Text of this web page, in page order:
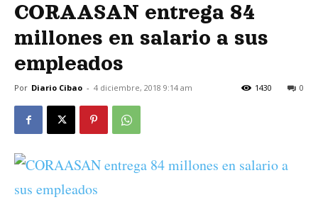
CORAASAN entrega 84
millones en salario a sus
empleados
Por Diario Cibao - 4 diciembre, 2018 9:14 am 0
1430